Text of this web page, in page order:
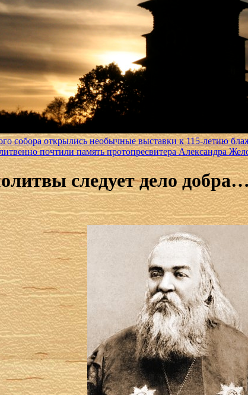
собора открылись необычные выставки к 115-летию
почтили память протопресвитера Александра
следует дело